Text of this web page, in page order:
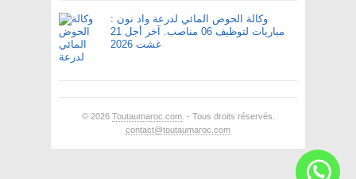
وكالة الحوض المائي لدرعة واد نون :
مباريات لتوظيف 06 مناصب. آخر أجل 21
غشت 2026
© 2026 Toutaumaroc.com. - Tous droits réservés.
contact@toutaumaroc.com